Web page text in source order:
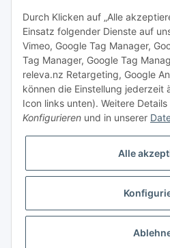
Vertrag
* Alle Preise inkl. gesetzlicher USt., zzgl.
Durch Klicken auf „Alle
Einsatz folgender Dienste auf
Vimeo, Google Tag Manager,
Tag Manager, Google Tag
releva.nz Retargeting, Google
können die Einstellung jederzeit
Icon links unten). Weitere
Konfigurieren und in unserer
Alle